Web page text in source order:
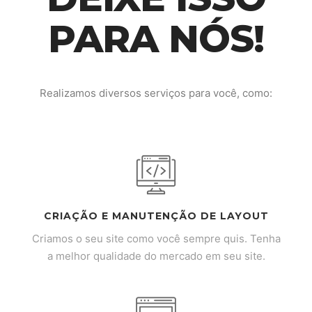
PARA NÓS!
Realizamos diversos serviços para você, como:
CRIAÇÃO E MANUTENÇÃO DE LAYOUT
Criamos o seu site como você sempre quis. Tenha
a melhor qualidade do mercado em seu site.